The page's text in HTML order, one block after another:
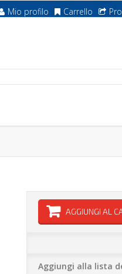
Mio profilo Carrello
AGGIUNGI AL
Aggiungi alla lista